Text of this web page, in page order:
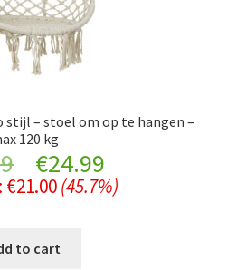
stijl – stoel om op te hangen –
120 kg
Original
price
was:
€24.99Current
price
€21.00 (45.7%)
to cart